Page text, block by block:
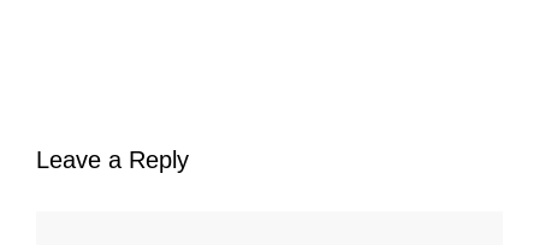
Leave a Reply